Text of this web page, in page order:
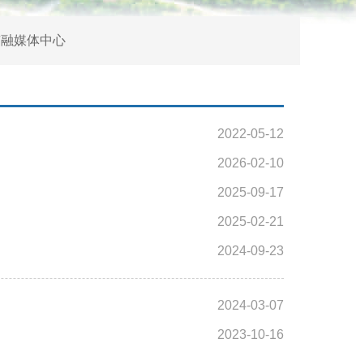
媒体中心
2022-05-12
2026-02-10
2025-09-17
2025-02-21
2024-09-23
2024-03-07
2023-10-16